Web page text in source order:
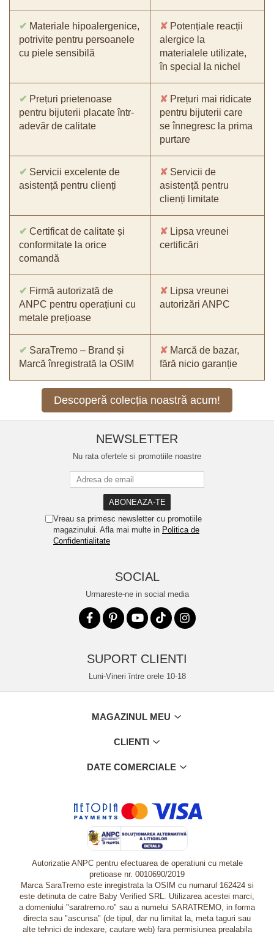
✔ Materiale hipoalergenice,
potrivite pentru persoanele
cu piele sensibilă
✘ Potențiale reacții
alergice la
materialele utilizate,
în special la nichel
✔ Prețuri prietenoase
pentru bijuterii placate într-
adevăr de calitate
✘ Prețuri mai ridicate
pentru bijuterii care
se înnegresc la prima
purtare
✔ Servicii excelente de
asistență pentru clienți
✘ Servicii de
asistență pentru
clienți limitate
✔ Certificat de calitate și
conformitate la orice
comandă
✘ Lipsa vreunei
certificări
✔ Firmă autorizată de
ANPC pentru operațiuni cu
metale prețioase
✘ Lipsa vreunei
autorizări ANPC
✔ SaraTremo – Brand și
Marcă înregistrată la OSIM
✘ Marcă de bazar,
fără nicio garanție
Descoperă colecția noastră acum!
NEWSLETTER
Nu rata ofertele si promotiile noastre
Vreau sa primesc newsletter cu promotiile
magazinului. Afla mai multe in Politica de
Confidentialitate
SOCIAL
Urmareste-ne in social media
SUPORT CLIENTI
Luni-Vineri între orele 10-18
MAGAZINUL MEU
CLIENTI
DATE COMERCIALE
Autorizatie ANPC pentru efectuarea de operatiuni cu metale
pretioase nr. 0010690/2019
Marca SaraTremo este inregistrata la OSIM cu numarul 162424 si
este detinuta de catre Baby Verified SRL. Utilizarea acestei marci,
a domeniului "saratremo.ro" sau a numelui SARATREMO, in forma
directa sau "ascunsa" (de tipul, dar nu limitat la, meta taguri sau
alte tehnici de indexare, cautare web) fara permisiunea prealabila